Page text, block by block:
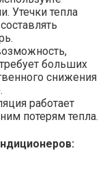
Утечки тепла
больших
снижения
работает
потерям тепла.